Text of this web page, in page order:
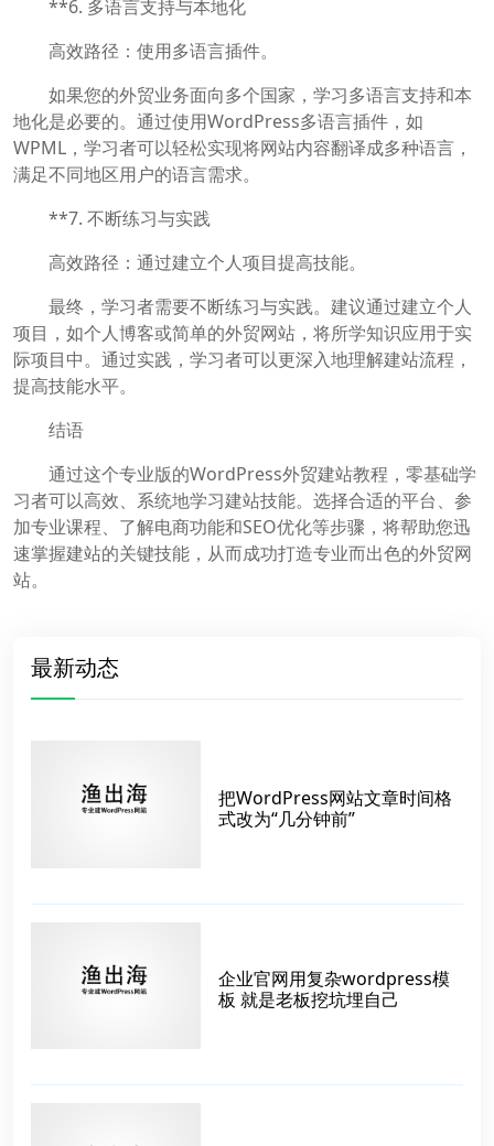
**6. 多语言支持与本地化
高效路径：使用多语言插件。
如果您的外贸业务面向多个国家，学习多语言支持和本
地化是必要的。通过使用WordPress多语言插件，如
WPML，学习者可以轻松实现将网站内容翻译成多种语言，
满足不同地区用户的语言需求。
**7. 不断练习与实践
高效路径：通过建立个人项目提高技能。
最终，学习者需要不断练习与实践。建议通过建立个人
项目，如个人博客或简单的外贸网站，将所学知识应用于实
际项目中。通过实践，学习者可以更深入地理解建站流程，
提高技能水平。
结语
通过这个专业版的WordPress外贸建站教程，零基础学
习者可以高效、系统地学习建站技能。选择合适的平台、参
加专业课程、了解电商功能和SEO优化等步骤，将帮助您迅
速掌握建站的关键技能，从而成功打造专业而出色的外贸网
站。
最新动态
把WordPress网站文章时间格
式改为“几分钟前”
企业官网用复杂wordpress模
板 就是老板挖坑埋自己